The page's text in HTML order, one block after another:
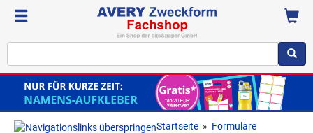
Startseite » Formulare